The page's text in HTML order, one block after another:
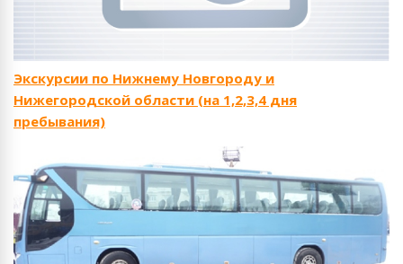
Экскурсии по Нижнему Новгороду и
Нижегородской области (на 1,2,3,4 дня
пребывания)